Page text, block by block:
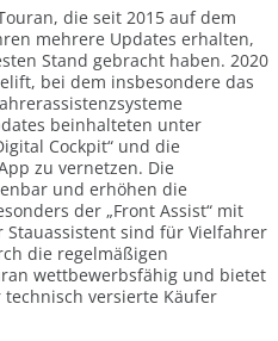
die seit 2015 auf dem
mehrere Updates erhalten,
Stand gebracht haben. 2020
bei dem insbesondere das
beinhalteten unter
Cockpit“ und die
zu vernetzen. Die
und erhöhen die
der „Front Assist“ mit
sind für Vielfahrer
die regelmäßigen
wettbewerbsfähig und bietet
versierte Käufer